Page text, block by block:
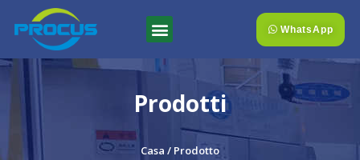
WhatsApp
Prodotti
Casa / Prodotto